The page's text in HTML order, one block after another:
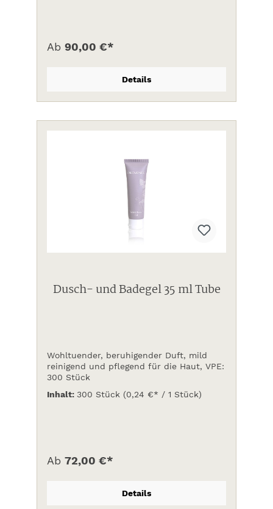
Ab 90,00 €*
Details
Dusch- und Badegel 35 ml Tube
Wohltuender, beruhigender Duft, mild
reinigend und pflegend für die Haut, VPE:
300 Stück
Inhalt: 300 Stück (0,24 €* / 1 Stück)
Ab 72,00 €*
Details